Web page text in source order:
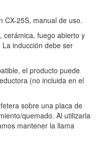
CX-25S, manual de uso.
cerámica, fuego abierto y
inducción debe ser
el producto puede
(no incluida en el
sobre una placa de
quemado. Al utilizarla
mantener la llama